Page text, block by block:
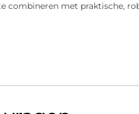
combineren met praktische,